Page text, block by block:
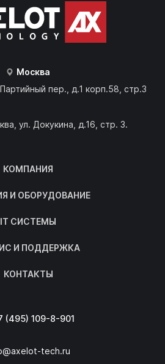
Москва
пер., д.1 корп.58, стр.3
ул. Докукина, д.16, стр. 3.
КОМПАНИЯ
И ОБОРУДОВАНИЕ
IT СИСТЕМЫ
И ПОДДЕРЖКА
КОНТАКТЫ
(495) 109-8-901
tech.ru